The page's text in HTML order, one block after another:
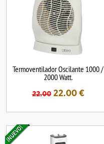
Termoventilador Oscilante 1000 /
2000 Watt.
22.00 22.00€